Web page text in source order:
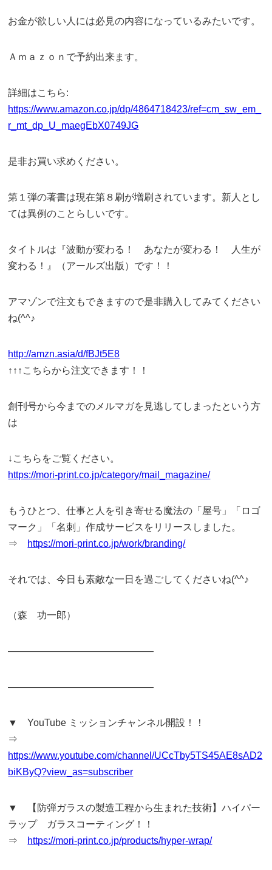
お金が欲しい人には必見の内容になっているみたいです。
Ａｍａｚｏｎで予約出来ます。
詳細はこちら:
https://www.amazon.co.jp/dp/4864718423/ref=cm_sw_em_
r_mt_dp_U_maegEbX0749JG
是非お買い求めください。
第１弾の著書は現在第８刷が増刷されています。新人とし
ては異例のことらしいです。
タイトルは『波動が変わる！ あなたが変わる！ 人生が
変わる！』（アールズ出版）です！！
アマゾンで注文もできますので是非購入してみてください
ね(^^♪
http://amzn.asia/d/fBJt5E8
↑↑↑こちらから注文できます！！
創刊号から今までのメルマガを見逃してしまったという方
は
↓こちらをご覧ください。
https://mori-print.co.jp/category/mail_magazine/
もうひとつ、仕事と人を引き寄せる魔法の「屋号」「ロゴ
マーク」「名刺」作成サービスをリリースしました。
⇒ https://mori-print.co.jp/work/branding/
それでは、今日も素敵な一日を過ごしてくださいね(^^♪
（森 功一郎）
———————————————
———————————————
▼ YouTube ミッションチャンネル開設！！
⇒
https://www.youtube.com/channel/UCcTby5TS45AE8sAD2
biKByQ?view_as=subscriber
▼ 【防弾ガラスの製造工程から生まれた技術】ハイパー
ラップ ガラスコーティング！！
⇒ https://mori-print.co.jp/products/hyper-wrap/